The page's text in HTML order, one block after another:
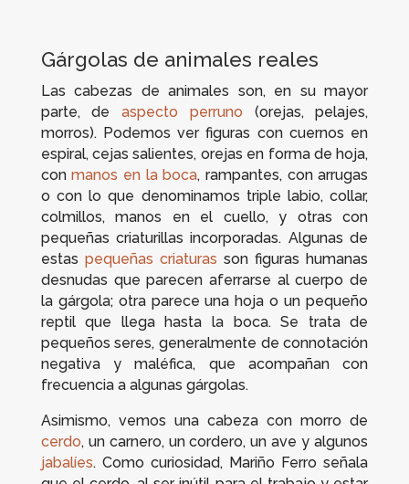
Gárgolas de animales reales
Las cabezas de animales son, en su mayor
parte, deaspecto perruno (orejas, pelajes,
morros). Podemos ver figuras con cuernos en
espiral, cejas salientes, orejas en forma de hoja,
conmanos en la boca, rampantes, con arrugas
o con lo que denominamos triple labio, collar,
colmillos, manos en el cuello, y otras con
pequeñas criaturillas incorporadas. Algunas de
estas pequeñas criaturas son figuras humanas
desnudas que parecen aferrarse al cuerpo de
la gárgola; otra parece una hoja o un pequeño
reptil que llega hasta la boca. Se trata de
pequeños seres, generalmente de connotación
negativa y maléfica, que acompañan con
frecuencia a algunas gárgolas.
Asimismo, vemos una cabeza con morro de
cerdo, un carnero, un cordero, un ave y algunos
jabalíes. Como curiosidad, Mariño Ferro señala